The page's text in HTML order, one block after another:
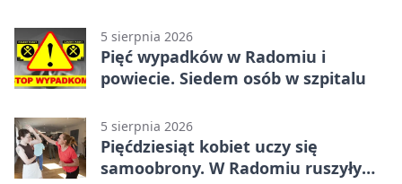
5 sierpnia 2026
Pięć wypadków w Radomiu i
powiecie. Siedem osób w szpitalu
5 sierpnia 2026
Pięćdziesiąt kobiet uczy się
samoobrony. W Radomiu ruszyły